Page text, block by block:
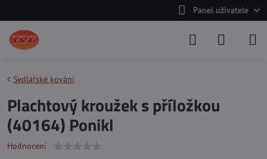
Panel uživatele
Sedlářské kování
Plachtový kroužek s příložkou
(40164) Ponikl
Hodnocení